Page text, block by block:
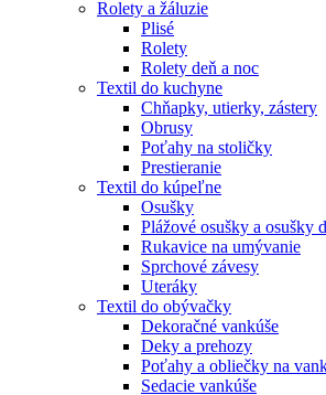
Rolety a žáluzie
Plisé
Rolety
Rolety deň a noc
Textil do kuchyne
Chňapky, utierky, zástery
Obrusy
Poťahy na stoličky
Prestieranie
Textil do kúpeľne
Osušky
Plážové osušky a osušky
Rukavice na umývanie
Sprchové závesy
Uteráky
Textil do obývačky
Dekoračné vankúše
Deky a prehozy
Poťahy a obliečky na
Sedacie vankúše